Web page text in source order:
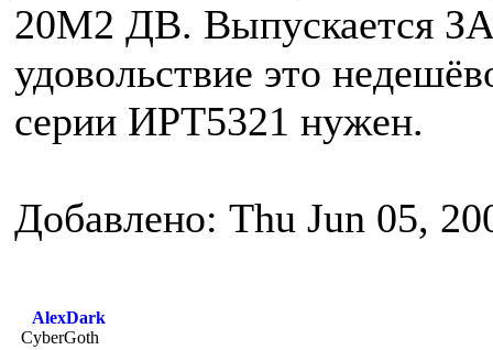
20М2 ДВ. Выпускается
удовольствие это
серии ИРТ5321 нужен.
Добавлено: Thu Jun 05,
AlexDark
CyberGoth